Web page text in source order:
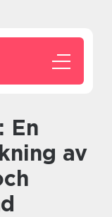
av